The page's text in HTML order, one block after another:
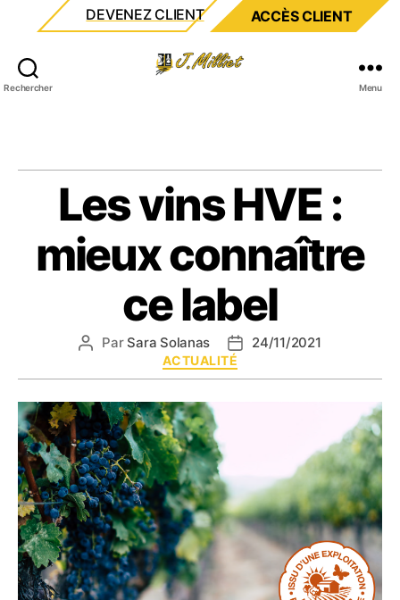
DEVENEZ CLIENT ACCÈS CLIENT
Rechercher Menu
Les vins HVE :
mieux connaître
ce label
Auteur
l’article
Par Sara Solanas
Date
de
l’article
24/11/2021
Catégories
ACTUALITÉ